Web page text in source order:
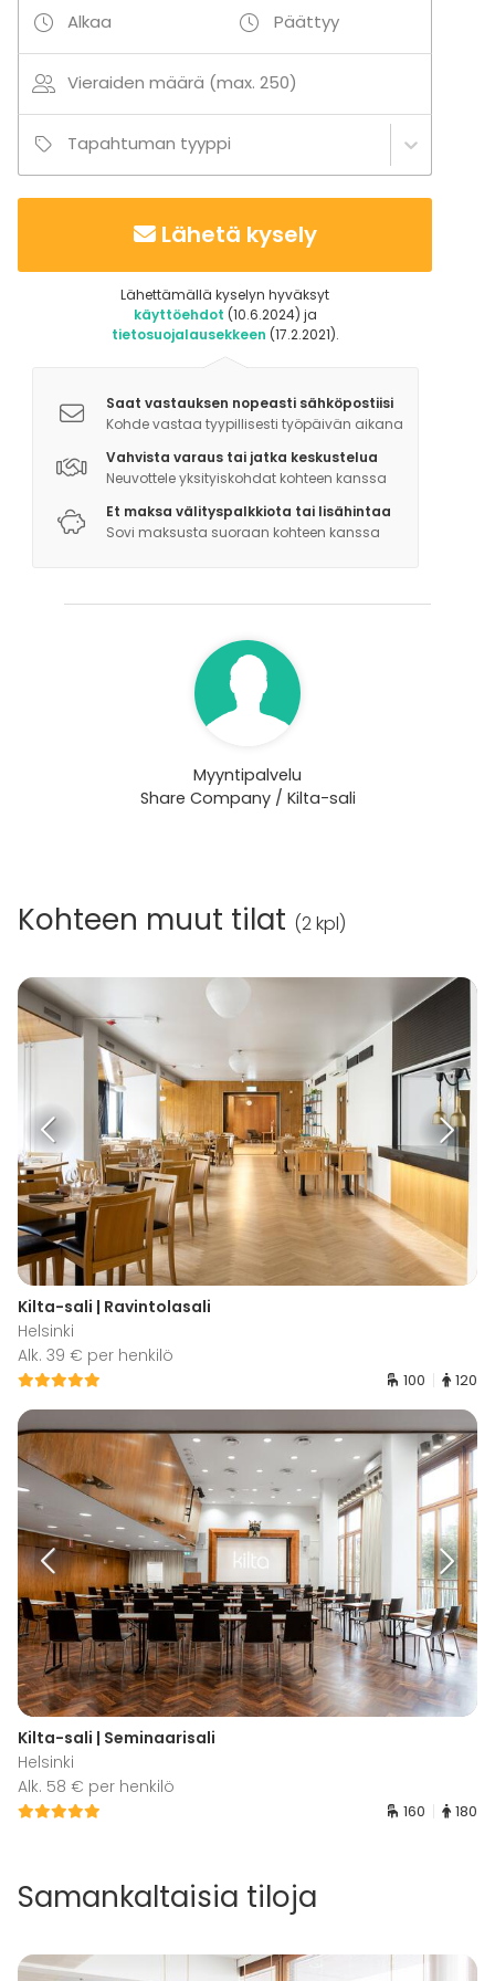
Matjessilliä (M, G)
Paahdettua punajuurta, Aura-juustoa ja
pekaanipähkinää (L, G)
Kirkasta peruna-caprissalaattia ja pinaattia (V, G)
Vihersalaattia, kurpitsan siemeniä ja
vadelmavinegretteä (V, G)
Artesaanileipomon Levain-leipää (V) ja levitteitä (L,
Salviavoissa paistettua nieriää, puikulaperunakakkua
ja rapukastiketta (L, G)
Jälkiruoka
Financier, maitosuklaamoussea ja mansikkasalaattia
(L, G)
Alkaa Päättyy
Vieraiden määrä (max. 250)
Tapahtuman tyyppi
Lähetä kysely
Lähettämällä kyselyn hyväksyt
käyttöehdot (10.6.2024) ja
tietosuojalausekkeen (17.2.2021).
Saat vastauksen nopeasti sähköpostiisi
Kohde vastaa tyypillisesti työpäivän aikana
Vahvista varaus tai jatka keskustelua
Neuvottele yksityiskohdat kohteen kanssa
Et maksa välityspalkkiota tai lisähintaa
Sovi maksusta suoraan kohteen kanssa
Myyntipalvelu
Share Company / Kilta-sali
Kohteen muut tilat (2 kpl)
Kilta-sali | Ravintolasali
Helsinki
Alk. 39 € per henkilö
100 120
Kilta-sali | Seminaarisali
Helsinki
Alk. 58 € per henkilö
160 180
Samankaltaisia tiloja